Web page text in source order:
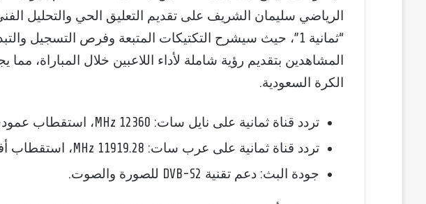
الرياضي سليمان الشريف على تقديم التعليق الحي والتحليل
“ثمانية 1”، حيث سيشرح التكتيكات المتبعة وفرص التسجيل
المشاهدين بتقديم رؤية شاملة لأداء اللاعبين خلال المباراة،
الكرة السعودية.
تردد قناة ثمانية على نايل سات: 12360 MHz، استقطاب عمودي.
تردد قناة ثمانية على عرب سات: 11919.28 MHz، استقطاب أفقي.
جودة البث: دعم تقنية DVB-S2 للصورة والصوت.